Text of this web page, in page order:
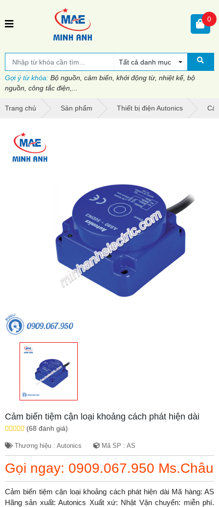
Tất cả danh mục
Gợi ý từ khóa: Bộ nguồn, cảm biến, khởi động từ, nhiệt kế, bộ
nguồn, công tắc điện,...
0
Trang chủ Sản phẩm Thiết bị điện Autonics
Cảm biến tiệm cận loại khoảng cách phát hiện dài
(68 đánh giá)
Thương hiệu : Autonics Mã SP : AS
Gọi ngay: 0909.067.950 Ms.Châu
Cảm biến tiệm cận loại khoảng cách phát hiện dài Mã hàng: AS
Hãng sản xuất: Autonics Xuất xứ: Nhật Vận chuyển: miễn phí.